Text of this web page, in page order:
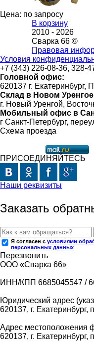
Цена: по запросу
В корзину
2010 - 2026
Сварка 66 ©
Правовая
Условия
+7 (343) 226-08-36, 328-
Головной офис:
620137 г.
Склад в Новом
г. Новый Уренгой,
Мобильный офис в
г Санкт-Петербург,
Схема проезда
ПРИСОЕДИНЯЙТЕСЬ
Наши реквизиты
Заказать
Я согласен с условиями
персональных данных
Перезвонить
ООО «Сварка 66»
ИНН/КПП 6685045547 /
Юридический адрес
620137, г.
Адрес местоположения
620137, г.